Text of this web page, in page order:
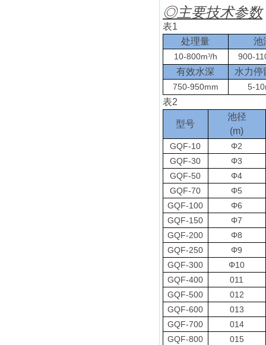
◎主要技术参数
表1
处理量
池
10-800m³/h 900-
有效水深 水力停
750-950mm 5-
表2
型号
池径
(m)
GQF-10
Φ2
GQF-30
Φ3
GQF-50
Φ4
GQF-70
Φ5
GQF-100
Φ6
GQF-150
Φ7
GQF-200
Φ8
GQF-250
Φ9
GQF-300
Φ10
GQF-400
011
GQF-500
012
GQF-600
013
GQF-700
014
GQF-800
015